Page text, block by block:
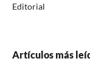
Editorial
Artículos más